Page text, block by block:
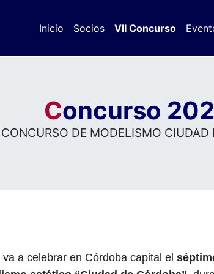
Inicio Socios VII Concurso (actual)
Concurso
DE MODELISMO CIUDAD
va a celebrar en Córdoba capital el